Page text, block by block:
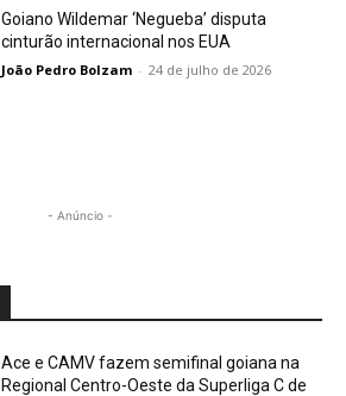
Goiano Wildemar ‘Negueba’ disputa
cinturão internacional nos EUA
João Pedro Bolzam - 24 de julho de 2026
- Anúncio -
Ace e CAMV fazem semifinal goiana na
Regional Centro-Oeste da Superliga C de